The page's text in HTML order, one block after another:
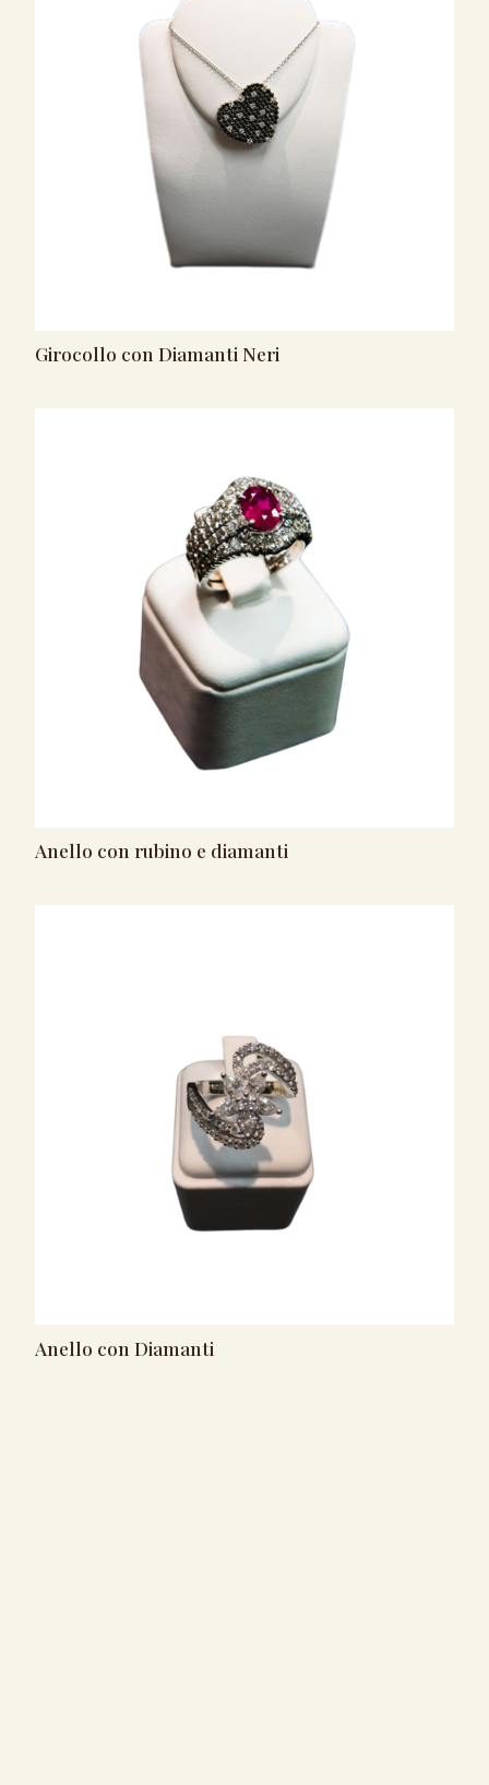
Girocollo con Diamanti Neri
Anello con rubino e diamanti
Anello con Diamanti